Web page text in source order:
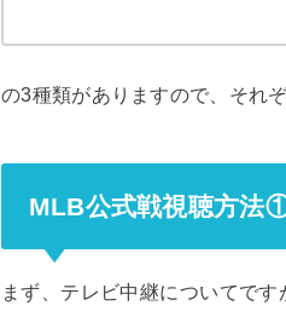
の3種類がありますので、それ
MLB公式戦視聴方法
まず、テレビ中継についてです